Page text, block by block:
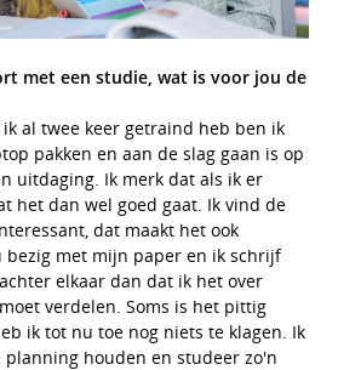
met een studie, wat is voor jou de
al twee keer getraind heb ben ik
pakken en aan de slag gaan is op
uitdaging. Ik merk dat als ik er
het dan wel goed gaat. Ik vind de
dat maakt het ook
bezig met mijn paper en ik schrijf
elkaar dan dat ik het over
verdelen. Soms is het pittig
ik tot nu toe nog niets te klagen. Ik
planning houden en studeer zo'n